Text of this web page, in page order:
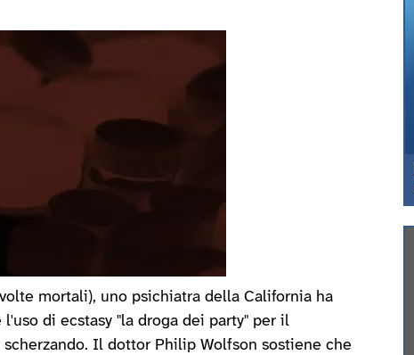
mortali), uno psichiatra della California ha
di ecstasy "la droga dei party" per il
Il dottor Philip Wolfson sostiene che